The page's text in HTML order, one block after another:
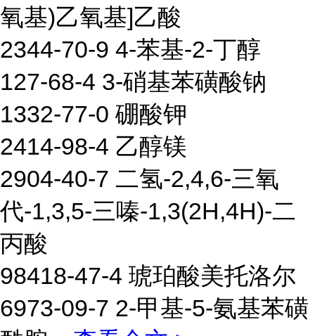
氧基)乙氧基]乙酸
2344-70-9 4-苯基-2-丁醇
127-68-4 3-硝基苯磺酸钠
1332-77-0 硼酸钾
2414-98-4 乙醇镁
2904-40-7 二氢-2,4,6-三氧
代-1,3,5-三嗪-1,3(2H,4H)-二
丙酸
98418-47-4 琥珀酸美托洛尔
6973-09-7 2-甲基-5-氨基苯磺